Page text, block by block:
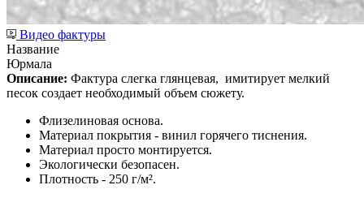
Видео фактуры
Название
Юрмала
Описание: Фактура слегка глянцевая, имитирует мелкий
песок создает необходимый объем сюжету.
Флизелиновая основа.
Материал покрытия - винил горячего тиснения.
Материал просто монтируется.
Экологически безопасен.
Плотность - 250 г/м².